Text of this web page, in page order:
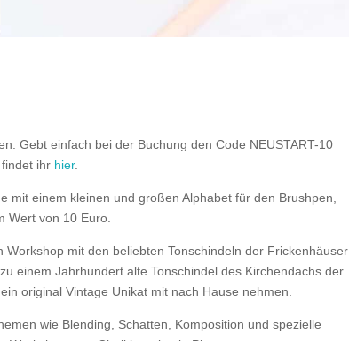
Gebt einfach bei der Buchung den Code NEUSTART-10
ihr hier.
mit einem kleinen und großen Alphabet für den Brushpen,
Wert von 10 Euro.
mit den beliebten Tonschindeln der Frickenhäuser
einem Jahrhundert alte Tonschindel des Kirchendachs der
original Vintage Unikat mit nach Hause nehmen.
wie Blending, Schatten, Komposition und spezielle